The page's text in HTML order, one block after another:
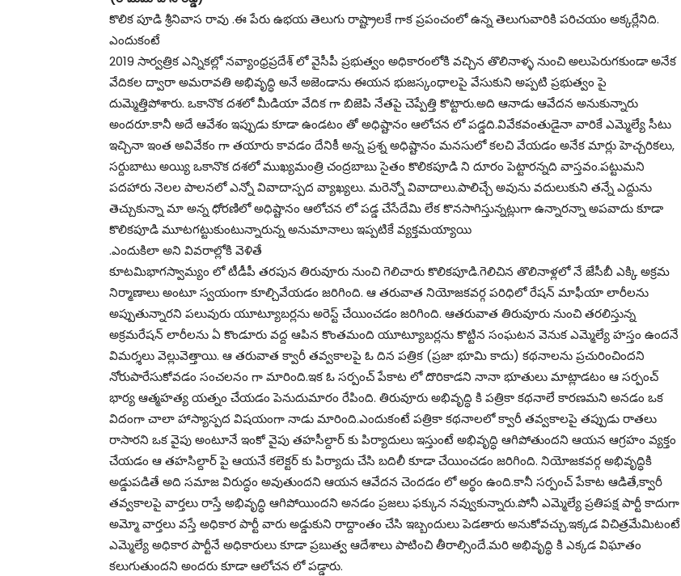
కొలిక పూడి శ్రీనివాస రావు .ఈ పేరు ఉభయ తెలుగు రాష్ట్రాలకే గాక ప్రపంచంలో ఉన్న తెలుగువారికి పరిచయం అక్కర్లేనిది.
ఎందుకంటే
2019 సార్వత్రిక ఎన్నికల్లో నవ్యాంధ్రప్రదేశ్ లో వైసీపీ ప్రభుత్వం అధికారంలోకి వచ్చిన తొలినాళ్ళ నుంచి అలుపెరుగకుండా అనేక
వేదికల ద్వారా అమరావతి అభివృద్ధి అనే అజెండాను ఈయన భుజస్కంధాలపై వేసుకుని అప్పటి ప్రభుత్వం పై
దుమ్మెత్తిపోశారు. ఒకానొక దశలో మీడియా వేదిక గా బిజెపి నేతపై చెప్పేత్తి కొట్టారు.అది ఆనాడు ఆవేదన అనుకున్నారు
అందరూ.కానీ అదే ఆవేశం ఇప్పుడు కూడా ఉండటం తో అధిష్టానం ఆలోచన లో పడ్డది.వివేకవంతుడైనా వారికే ఎమ్మెల్యే సీటు
ఇచ్చినా ఇంత అవివేకం గా తయారు కావడం దేనికీ అన్న ప్రశ్న అధిష్టానం మనసులో కలచి వేయడం అనేక మార్లు హెచ్చరికలు,
సర్దుబాటు అయ్యి ఒకానొక దశలో ముఖ్యమంత్రి చంద్రబాబు సైతం కొలికపూడి ని దూరం పెట్టారన్నది వాస్తవం.పట్టుమని
పదహారు నెలల పాలనలో ఎన్నో వివాదాస్పద వ్యాఖ్యలు. మరెన్నో వివాదాలు.పాలిచ్చే అవును వదులుకుని తన్నే ఎద్దును
తెచ్చుకున్నా మా అన్న ధోరణిలో అధిష్టానం ఆలోచన లో పడ్డ చేసేదేమి లేక కొనసాగిస్తున్నట్లుగా ఉన్నారన్నా అపవాదు కూడా
కొలికపూడి మూటగట్టుకుంటున్నారున్న అనుమానాలు ఇప్పటికే వ్యక్తమయ్యాయి
.ఎందుకిలా అని వివరాల్లోకి వెళితే
కూటమిభాగస్వామ్యం లో టీడీపీ తరపున తిరువూరు నుంచి గెలిచారు కొలికపూడి.గెలిచిన తొలినాళ్లలో నే జేసీబీ ఎక్కి అక్రమ
నిర్మాణాలు అంటూ స్వయంగా కూల్చివేయడం జరిగింది. ఆ తరువాత నియోజకవర్గ పరిధిలో రేషన్ మాఫీయా లారీలను
అప్పుతున్నారని పలువురు యూట్యూబర్లను అరెస్ట్ చేయించడం జరిగింది. ఆతరువాత తిరువూరు నుంచి తరలిస్తున్న
అక్రమరేషన్ లారీలను ఏ కొండూరు వద్ద ఆపిన కొంతమంది యూట్యూబర్లను కొట్టిన సంఘటన వెనుక ఎమ్మెల్యే హస్తం ఉందనే
విమర్శలు వెల్లువెత్తాయి. ఆ తరువాత క్వారీ తవ్వకాలపై ఓ దిన పత్రిక (ప్రజా భూమి కాదు) కథనాలను ప్రచురించిందని
నోరుపారేసుకోవడం సంచలనం గా మారింది.ఇక ఓ సర్పంచ్ పేకాట లో దొరికాడని నానా భూతులు మాట్లాడటం ఆ సర్పంచ్
భార్య ఆత్మహత్య యత్నం చేయడం పెనుదుమారం రేపింది. తిరువూరు అభివృద్ధి కి పత్రికా కథనాలే కారణమని అనడం ఒక
విదంగా చాలా హాస్యాస్పద విషయంగా నాడు మారింది.ఎందుకంటే పత్రికా కథనాలలో క్వారీ తవ్వకాలపై తప్పుడు రాతలు
రాసారని ఒక వైపు అంటూనే ఇంకో వైపు తహసీల్దార్ కు పిర్యాదులు ఇస్తుంటే అభివృద్ధి ఆగిపోతుందని ఆయన ఆగ్రహం వ్యక్తం
చేయడం ఆ తహసిల్దార్ పై ఆయనే కలెక్టర్ కు పిర్యాదు చేసి బదిలీ కూడా చేయించడం జరిగింది. నియోజకవర్గ అభివృద్ధికి
అడ్డుపడితే అది సమాజ విరుద్ధం అవుతుందని ఆయన ఆవేదన చెందడం లో అర్థం ఉంది.కానీ సర్పంచ్ పేకాట ఆడితే,క్వారీ
తవ్వకాలపై వార్తలు రాస్తే అభివృద్ధి ఆగిపోయిందని అనడం ప్రజలు ఫక్కున నవ్వుకున్నారు.పోనీ ఎమ్మెల్యే ప్రతిపక్ష పార్టీ కాదుగా
అమ్మో వార్తలు వస్తే అధికార పార్టీ వారు అడ్డుకుని రాద్దాంతం చేసి ఇబ్బందులు పెడతారు అనుకోవచ్చు.ఇక్కడ విచిత్రమేమిటంటే
ఎమ్మెల్యే అధికార పార్టీనే అధికారులు కూడా ప్రబుత్వ ఆదేశాలు పాటించి తీరాల్సిందే.మరి అభివృద్ధి కి ఎక్కడ విఘాతం
కలుగుతుందని అందరు కూడా ఆలోచన లో పడ్డారు.